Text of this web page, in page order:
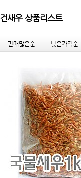
건새우 상품리스트
판매많은순 낮은가격순